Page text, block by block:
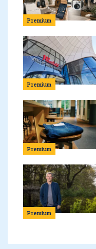
Premium
Premium
Premium
Premium